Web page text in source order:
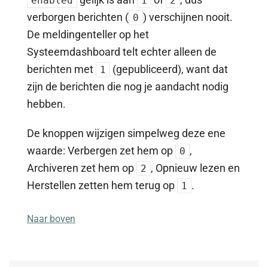
verborgen berichten ( 0 ) verschijnen nooit.
De meldingenteller op het
Systeemdashboard telt echter alleen de
berichten met
1
(gepubliceerd), want dat
zijn de berichten die nog je aandacht nodig
hebben.
De knoppen wijzigen simpelweg deze ene
waarde: Verbergen zet hem op
0 ,
Archiveren zet hem op
2 , Opnieuw lezen en
Herstellen zetten hem terug op
1 .
Naar boven